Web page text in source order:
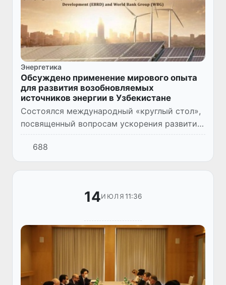
Энергетика
Обсуждено применение мирового опыта
для развития возобновляемых
источников энергии в Узбекистане
Состоялся международный «круглый стол»,
посвященный вопросам ускорения развития
возобновляемых источников энергии в
Узбекистане. Мероприятие в формате онлайн
организовано Правитель...
688
14ИЮЛЯ 11:36